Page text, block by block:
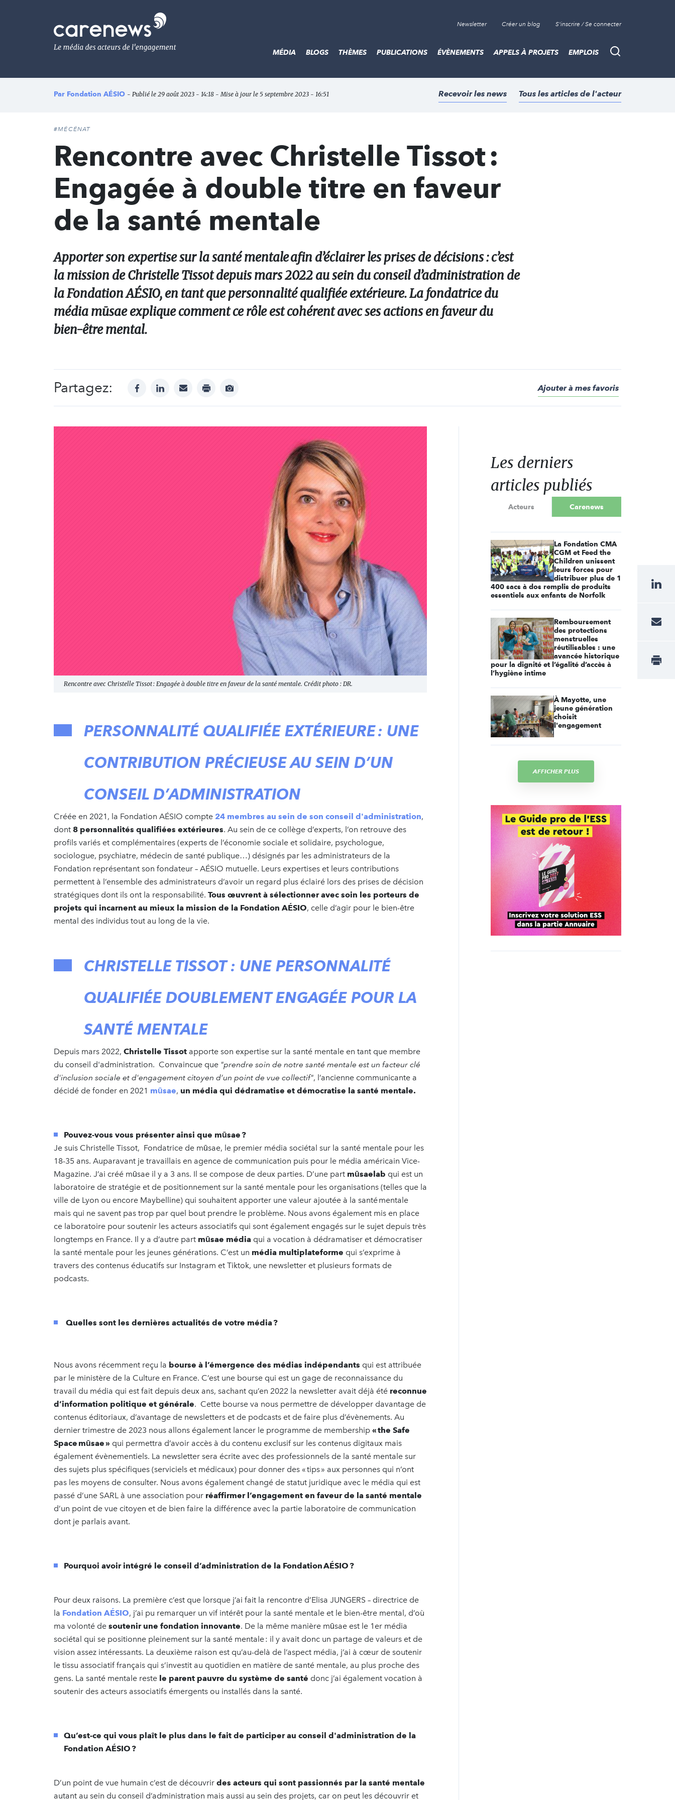
Le
média
de
l'engagement
Newsletter Créer un blog S'inscrire / Se connecter
Recherche
MÉDIA BLOGS THÈMES PUBLICATIONS ÉVÈNEMENTS APPELS À PROJETS EMPLOIS
Par Fondation AÉSIO - Publié le 29 août 2023 - 14:18 - Mise à jour le 5 septembre 2023 - 16:51 Recevoir les news Tous les articles de l'acteur
#MÉCÉNAT
Rencontre avec Christelle Tissot :
Engagée à double titre en faveur
de la santé mentale
Apporter son expertise sur la santé mentale afin d’éclairer les prises de décisions : c’est
la mission de Christelle Tissot depuis mars 2022 au sein du conseil d’administration de
la Fondation AÉSIO, en tant que personnalité qualifiée extérieure. La fondatrice du
média mūsae explique comment ce rôle est cohérent avec ses actions en faveur du
bien-être mental.
Partagez: facebooklinkedinmail print
Afficher
Ajouter à mes favoris
Rencontre avec Christelle Tissot : Engagée à double titre en faveur de la santé mentale. Crédit photo : DR.
PERSONNALITÉ QUALIFIÉE EXTÉRIEURE : UNE
CONTRIBUTION PRÉCIEUSE AU SEIN D’UN
CONSEIL D’ADMINISTRATION
Créée en 2021, la Fondation AÉSIO compte 24 membres au sein de son conseil d'administration,
dont 8 personnalités qualifiées extérieures. Au sein de ce collège d’experts, l’on retrouve des
profils variés et complémentaires (experts de l’économie sociale et solidaire, psychologue,
sociologue, psychiatre, médecin de santé publique…) désignés par les administrateurs de la
Fondation représentant son fondateur – AÉSIO mutuelle. Leurs expertises et leurs contributions
permettent à l’ensemble des administrateurs d’avoir un regard plus éclairé lors des prises de décision
stratégiques dont ils ont la responsabilité. Tous œuvrent à sélectionner avec soin les porteurs de
projets qui incarnent au mieux la mission de la Fondation AÉSIO, celle d’agir pour le bien-être
mental des individus tout au long de la vie.
CHRISTELLE TISSOT : UNE PERSONNALITÉ
QUALIFIÉE DOUBLEMENT ENGAGÉE POUR LA
SANTÉ MENTALE
Depuis mars 2022, Christelle Tissot apporte son expertise sur la santé mentale en tant que membre
du conseil d'administration. Convaincue que "prendre soin de notre santé mentale est un facteur clé
d'inclusion sociale et d'engagement citoyen d’un point de vue collectif", l’ancienne communicante a
décidé de fonder en 2021 mūsae, un média qui dédramatise et démocratise la santé mentale.
Pouvez-vous vous présenter ainsi que mūsae ?
Je suis Christelle Tissot, Fondatrice de mūsae, le premier média sociétal sur la santé mentale pour les
18-35 ans. Auparavant je travaillais en agence de communication puis pour le média américain Vice-
Magazine. J’ai créé mūsae il y a 3 ans. Il se compose de deux parties. D’une part mūsaelab qui est un
laboratoire de stratégie et de positionnement sur la santé mentale pour les organisations (telles que la
ville de Lyon ou encore Maybelline) qui souhaitent apporter une valeur ajoutée à la santé mentale
mais qui ne savent pas trop par quel bout prendre le problème. Nous avons également mis en place
ce laboratoire pour soutenir les acteurs associatifs qui sont également engagés sur le sujet depuis très
longtemps en France. Il y a d’autre part mūsae média qui a vocation à dédramatiser et démocratiser
la santé mentale pour les jeunes générations. C’est un média multiplateforme qui s’exprime à
travers des contenus éducatifs sur Instagram et Tiktok, une newsletter et plusieurs formats de
podcasts.
Quelles sont les dernières actualités de votre média ?
Nous avons récemment reçu la bourse à l’émergence des médias indépendants qui est attribuée
par le ministère de la Culture en France. C’est une bourse qui est un gage de reconnaissance du
travail du média qui est fait depuis deux ans, sachant qu’en 2022 la newsletter avait déjà été reconnue
d’information politique et générale. Cette bourse va nous permettre de développer davantage de
contenus éditoriaux, d’avantage de newsletters et de podcasts et de faire plus d’évènements. Au
dernier trimestre de 2023 nous allons également lancer le programme de membership « the Safe
Space mūsae » qui permettra d’avoir accès à du contenu exclusif sur les contenus digitaux mais
également évènementiels. La newsletter sera écrite avec des professionnels de la santé mentale sur
des sujets plus spécifiques (serviciels et médicaux) pour donner des « tips » aux personnes qui n’ont
pas les moyens de consulter. Nous avons également changé de statut juridique avec le média qui est
passé d’une SARL à une association pour réaffirmer l’engagement en faveur de la santé mentale
d’un point de vue citoyen et de bien faire la différence avec la partie laboratoire de communication
dont je parlais avant.
Pourquoi avoir intégré le conseil d’administration de la Fondation AÉSIO ?
Pour deux raisons. La première c’est que lorsque j’ai fait la rencontre d’Elisa JUNGERS – directrice de
la Fondation AÉSIO, j’ai pu remarquer un vif intérêt pour la santé mentale et le bien-être mental, d’où
ma volonté de soutenir une fondation innovante. De la même manière mūsae est le 1er média
sociétal qui se positionne pleinement sur la santé mentale: il y avait donc un partage de valeurs et de
vision assez intéressants. La deuxième raison est qu’au-delà de l’aspect média, j’ai à cœur de soutenir
le tissu associatif français qui s’investit au quotidien en matière de santé mentale, au plus proche des
gens. La santé mentale reste le parent pauvre du système de santé donc j’ai également vocation à
soutenir des acteurs associatifs émergents ou installés dans la santé.
Qu’est-ce qui vous plaît le plus dans le fait de participer au conseil d'administration de la
Fondation AÉSIO ?
D’un point de vue humain c’est de découvrir des acteurs qui sont passionnés par la santé mentale
autant au sein du conseil d’administration mais aussi au sein des projets, car on peut les découvrir et
Les derniers
articles publiés
Acteurs Carenews
La Fondation CMA
CGM et Feed the
Children unissent
leurs forces pour
distribuer plus de 1
400 sacs à dos remplis de produits
essentiels aux enfants de Norfolk
Remboursement
des protections
menstruelles
réutilisables : une
avancée historique
pour la dignité et l’égalité d’accès à
l’hygiène intime
À Mayotte, une
jeune génération
choisit
l'engagement
AFFICHER PLUS